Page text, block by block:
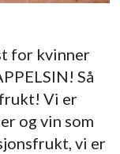
for kvinner
Så
Vi er
og vin som
vi er